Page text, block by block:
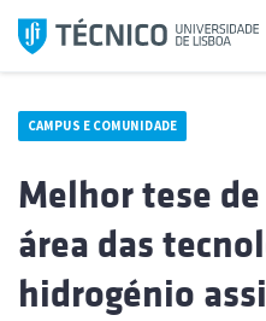
Saltar
para
CAMPUS E COMUNIDADE
Melhor tese
área das
hidrogénio